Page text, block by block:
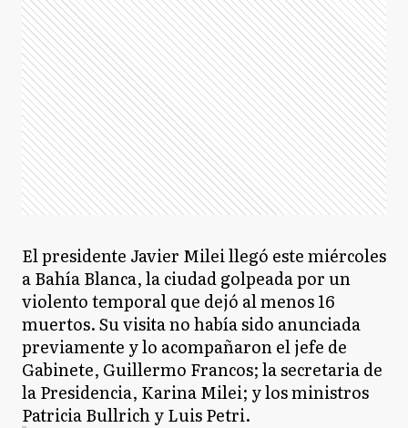
El presidente Javier Milei llegó este miércoles
a Bahía Blanca, la ciudad golpeada por un
violento temporal que dejó al menos 16
muertos. Su visita no había sido anunciada
previamente y lo acompañaron el jefe de
Gabinete, Guillermo Francos; la secretaria de
la Presidencia, Karina Milei; y los ministros
Patricia Bullrich y Luis Petri.